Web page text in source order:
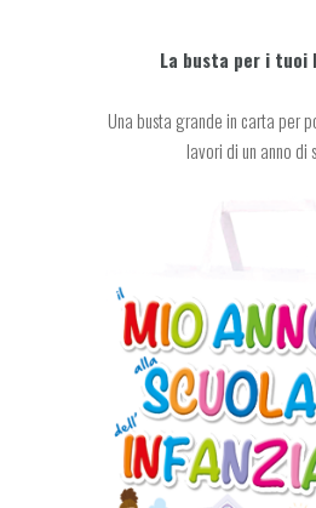
La busta per i
Una busta grande in carta per
lavori di un anno di